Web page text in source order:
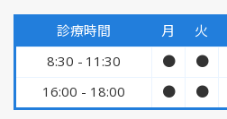
診療時間 月 火
8:30 - 11:30
● ●
16:00 - 18:00
● ●